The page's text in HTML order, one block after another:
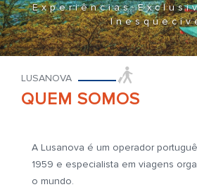
A Natureza em Toda
no
LUSANOVA
QUEM SOMOS
A Lusanova é um operador
1959 e especialista em viagens
o mundo.